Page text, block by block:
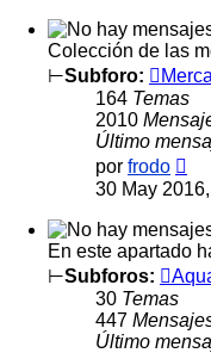
Colección de las
⊢Subforo:
164 Temas
2010
Último
por frodo
30 May
En este apartado
⊢Subforos:
30 Temas
447
Último